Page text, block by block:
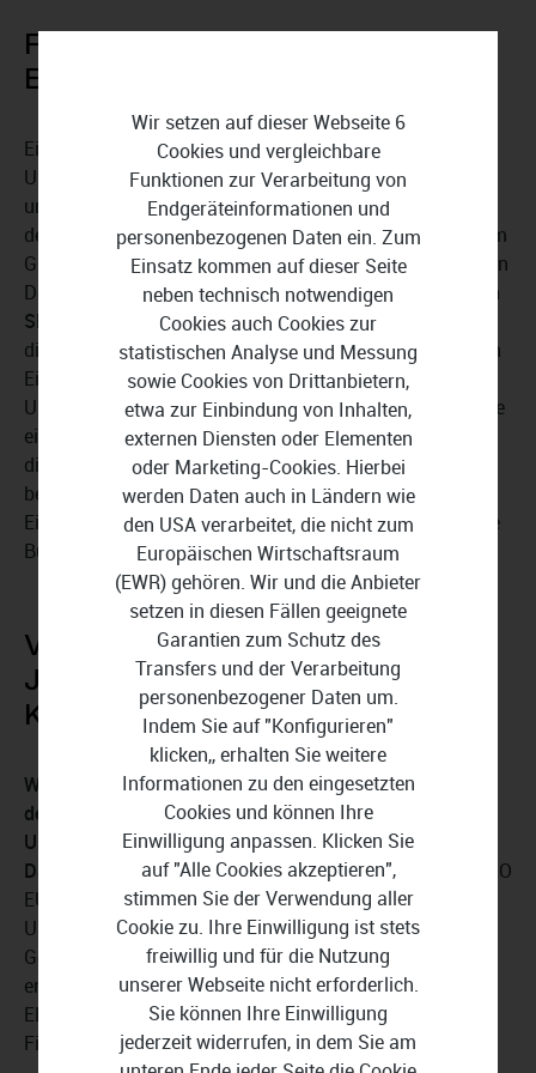
Flexible Kontenrahmen in WISO
EÜR + Kasse 2026 nutzen
Eine effiziente Buchhaltung kann nur durch die
Unterstützung verschiedener Kontenrahmen erfolgreich
umgesetzt werden, da so eine genaue Kategorisierung
der Einnahmen und Ausgaben erfolgen kann. Aus diesem
Grund arbeitet WISO EÜR + Kasse 2026 mit den beiden in
Deutschland am häufigsten verwendetenKontenrahmen
SKR 03 und SKR 04. Der Kontenrahmen SKR 03 gliedert
die Konten nach der Art des Geschäftsvorfalls, z. B. nach
Einnahmen, Ausgaben, Betriebsausgaben oder
Umsatzsteuer. SKR 03 ist ideal für Unternehmen, die eine
einfache und klare Struktur bevorzugen. SKR 04 gliedert
die Konten nach funktionalen Gesichtspunkten wie
beispielsweise Anlagevermögen, Umlaufvermögen und
Eigenkapital auf, was eine detaillierte und systematische
Buchführung ermöglicht.
Von der Vorsteuer bis zum
Jahresabschluss mit WISO EÜR +
Kasse 2026
WISO EÜR + Kasse 2026 bietet Ihnen Unterstützung bei
der Erstellung der Umsatzsteuererklärung, der
Umsatzsteuervoranmeldung, beim Antrag auf
Dauerfristverlängerung und beim Jahresabschluss
. WISO
EÜR + Kasse 2026 erfasst automatisch Vorsteuer- und
Umsatzsteuerdaten aus den gebuchten
Geschäftsvorfällen und überträgt sie in die
entsprechenden Felder der Steuererklärung. Über eine
ELSTER-Schnittstelle werden die Daten an das
Finanzamt übermittelt.
Wir setzen auf dieser Webseite 6
Cookies und vergleichbare
Funktionen zur Verarbeitung von
Endgeräteinformationen und
personenbezogenen Daten ein. Zum
Einsatz kommen auf dieser Seite
neben technisch notwendigen
Cookies auch Cookies zur
statistischen Analyse und Messung
sowie Cookies von Drittanbietern,
etwa zur Einbindung von Inhalten,
externen Diensten oder Elementen
oder Marketing-Cookies. Hierbei
werden Daten auch in Ländern wie
den USA verarbeitet, die nicht zum
Europäischen Wirtschaftsraum
(EWR) gehören. Wir und die Anbieter
setzen in diesen Fällen geeignete
Garantien zum Schutz des
Transfers und der Verarbeitung
personenbezogener Daten um.
Indem Sie auf "Konfigurieren"
klicken,, erhalten Sie weitere
Informationen zu den eingesetzten
Cookies und können Ihre
Einwilligung anpassen. Klicken Sie
auf "Alle Cookies akzeptieren",
stimmen Sie der Verwendung aller
Cookie zu. Ihre Einwilligung ist stets
freiwillig und für die Nutzung
unserer Webseite nicht erforderlich.
Sie können Ihre Einwilligung
jederzeit widerrufen, in dem Sie am